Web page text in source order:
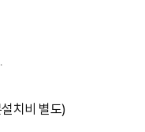
치비 별도)